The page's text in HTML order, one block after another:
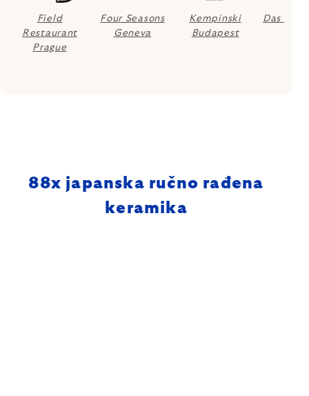
Field
Restaurant
Prague
Four Seasons
Geneva
Kempinski
Budapest
Das Loft
88x japanska ručno rađena
keramika